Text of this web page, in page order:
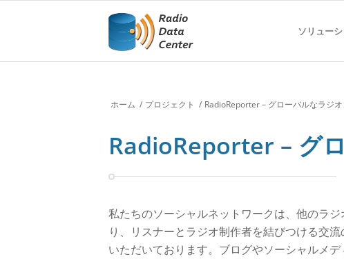
ソリュー
ホーム / プロジェクト / RadioReporter – グローバルなラジ
RadioReporter – グ
私たちのソーシャルネットワークは、他のラ
り、リスナーとラジオ制作者を結びつける交
いただいております。ブログやソーシャルメ